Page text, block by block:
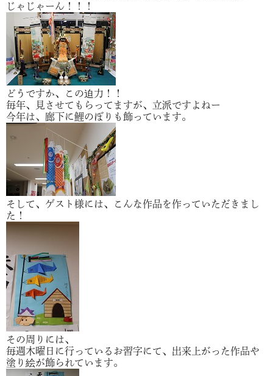
じゃじゃーん！！！
どうですか、この迫力！！
毎年、見させてもらってますが、立派ですよねー
今年は、廊下に鯉のぼりも飾っています。
そして、ゲスト様には、こんな作品を作っていただきまし
た！
その周りには、
毎週木曜日に行っているお習字にて、出来上がった作品や
塗り絵が飾られています。